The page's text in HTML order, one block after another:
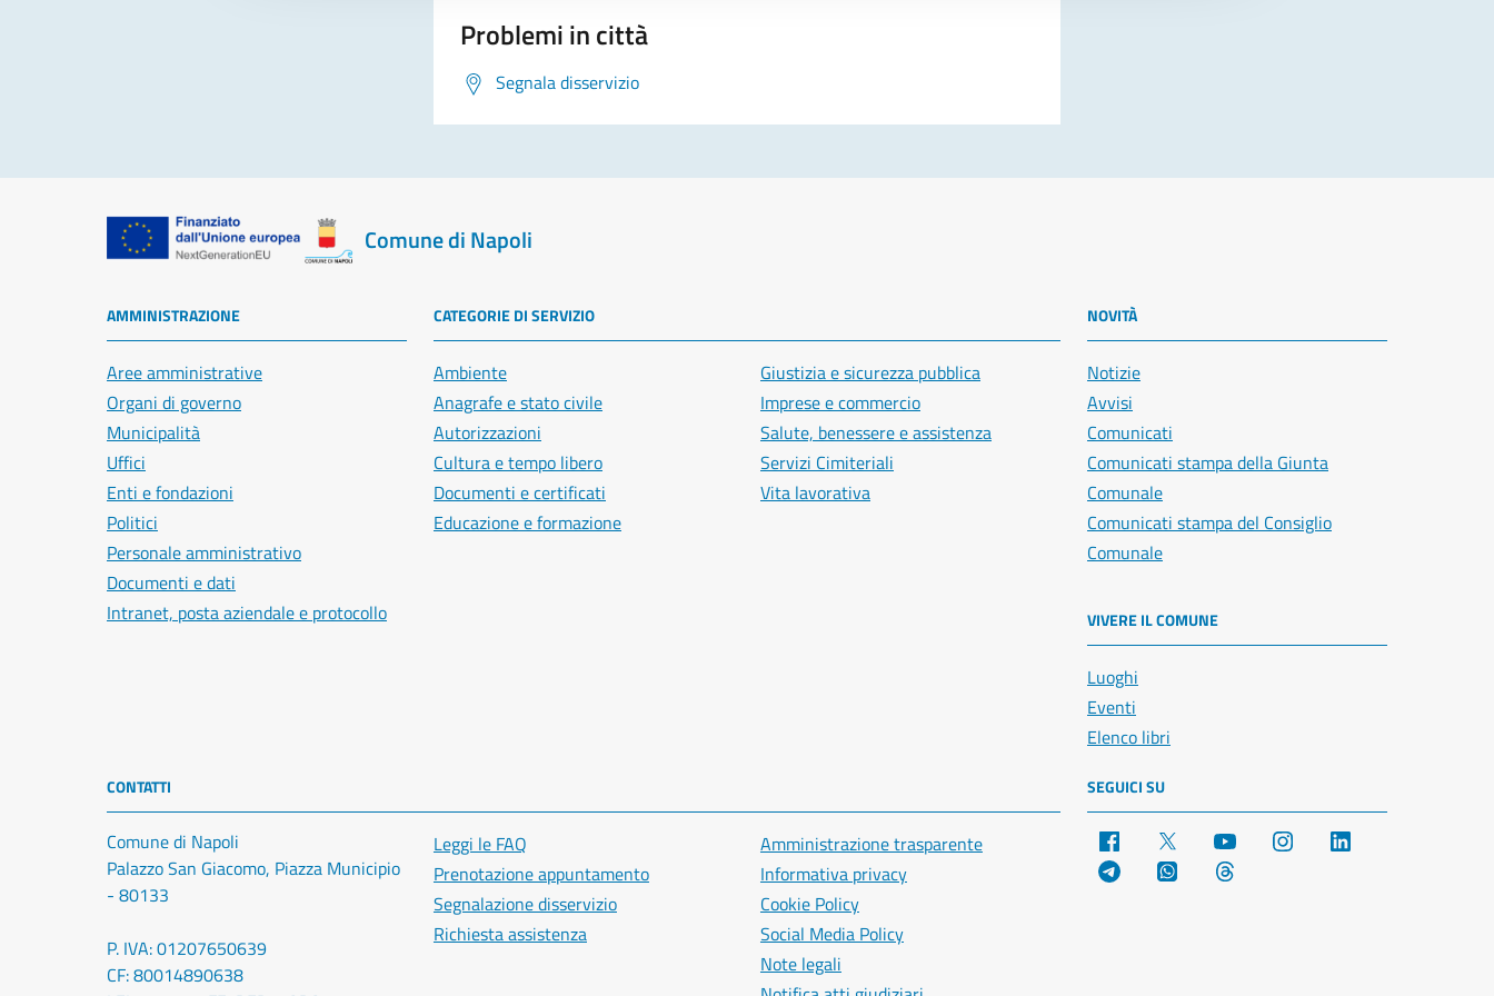
Problemi in città
Segnala disservizio
Comune di Napoli
AMMINISTRAZIONE
Aree amministrative
Organi di governo
Municipalità
Uffici
Enti e fondazioni
Politici
Personale amministrativo
Documenti e dati
Intranet, posta aziendale e protocollo
CATEGORIE DI SERVIZIO
Ambiente
Anagrafe e stato civile
Autorizzazioni
Cultura e tempo libero
Documenti e certificati
Educazione e formazione
Giustizia e sicurezza pubblica
Imprese e commercio
Salute, benessere e assistenza
Servizi Cimiteriali
Vita lavorativa
NOVITÀ
Notizie
Avvisi
Comunicati
Comunicati stampa della Giunta
Comunale
Comunicati stampa del Consiglio
Comunale
VIVERE IL COMUNE
Luoghi
Eventi
Elenco libri
CONTATTI
Comune di Napoli
Palazzo San Giacomo, Piazza Municipio
- 80133
P. IVA: 01207650639
CF: 80014890638
Leggi le FAQ
Prenotazione appuntamento
Segnalazione disservizio
Richiesta assistenza
Amministrazione trasparente
Informativa privacy
Cookie Policy
Social Media Policy
Note legali
SEGUICI SU
Facebook YouTube Instagram
Telegram WhatsApp